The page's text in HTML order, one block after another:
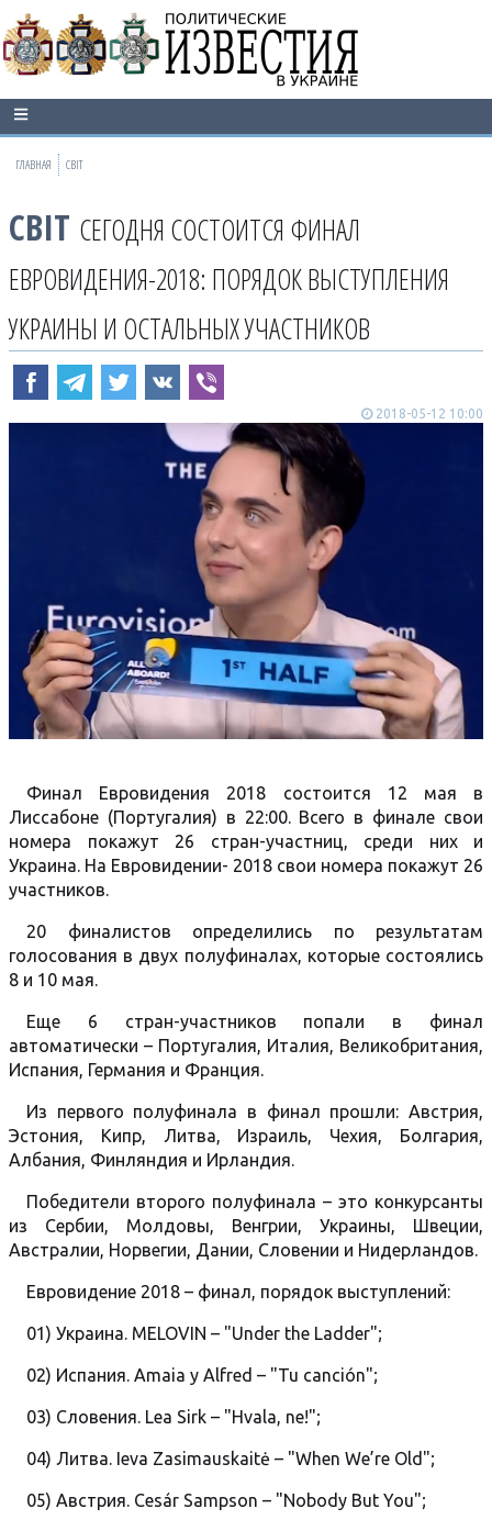
ГЛАВНАЯ СВІТ
СВІТ СЕГОДНЯ СОСТОИТСЯ ФИНАЛ
ЕВРОВИДЕНИЯ-2018: ПОРЯДОК ВЫСТУПЛЕНИЯ
УКРАИНЫ И ОСТАЛЬНЫХ УЧАСТНИКОВ
2018-05-12 10:00
Финал Евровидения 2018 состоится 12 мая в
Лиссабоне (Португалия) в 22:00. Всего в финале свои
номера покажут 26 стран-участниц, среди них и
Украина. На Евровидении- 2018 свои номера покажут 26
участников.
20 финалистов определились по результатам
голосования в двух полуфиналах, которые состоялись
8 и 10 мая.
Еще 6 стран-участников попали в финал
автоматически – Португалия, Италия, Великобритания,
Испания, Германия и Франция.
Из первого полуфинала в финал прошли: Австрия,
Эстония, Кипр, Литва, Израиль, Чехия, Болгария,
Албания, Финляндия и Ирландия.
Победители второго полуфинала – это конкурсанты
из Сербии, Молдовы, Венгрии, Украины, Швеции,
Австралии, Норвегии, Дании, Словении и Нидерландов.
Евровидение 2018 – финал, порядок выступлений:
01) Украина. MELOVIN – "Under the Ladder";
02) Испания. Amaia y Alfred – "Tu canción";
03) Словения. Lea Sirk – "Hvala, ne!";
04) Литва. Ieva Zasimauskaitė – "When We’re Old";
05) Австрия. Cesár Sampson – "Nobody But You";